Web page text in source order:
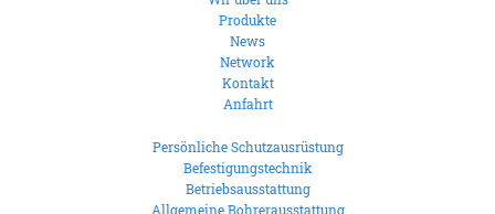
Produkte
News
Network
Kontakt
Anfahrt
Persönliche Schutzausrüstung
Befestigungstechnik
Betriebsausstattung
Allgemeine Bohrerausstattung